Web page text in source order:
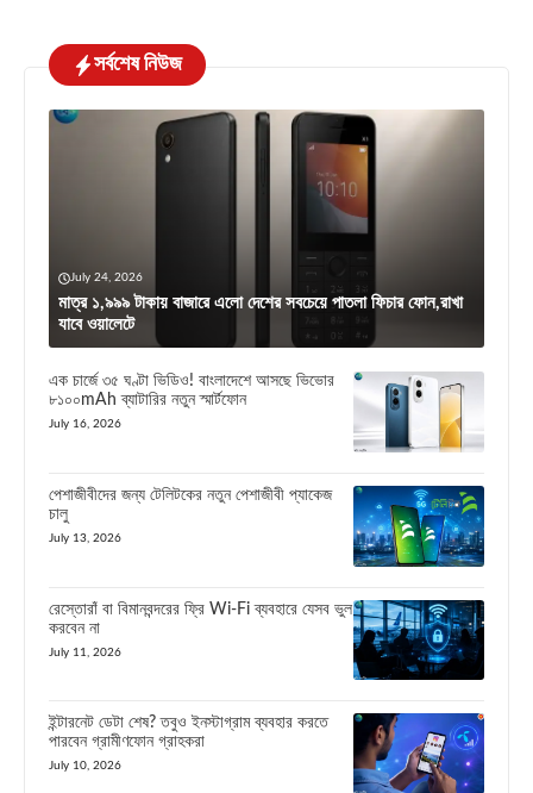
সর্বশেষ নিউজ
July 24, 2026
মাত্র ১,৯৯৯ টাকায় বাজারে এলো দেশের সবচেয়ে পাতলা ফিচার ফোন,রাখা
যাবে ওয়ালেটে
এক চার্জে ৩৫ ঘণ্টা ভিডিও! বাংলাদেশে আসছে ভিভোর
৮১০০mAh ব্যাটারির নতুন স্মার্টফোন
July 16, 2026
পেশাজীবীদের জন্য টেলিটকের নতুন পেশাজীবী প্যাকেজ
চালু
July 13, 2026
রেস্তোরাঁ বা বিমানবন্দরের ফ্রি Wi-Fi ব্যবহারে যেসব ভুল
করবেন না
July 11, 2026
ইন্টারনেট ডেটা শেষ? তবুও ইনস্টাগ্রাম ব্যবহার করতে
পারবেন গ্রামীণফোন গ্রাহকরা
July 10, 2026